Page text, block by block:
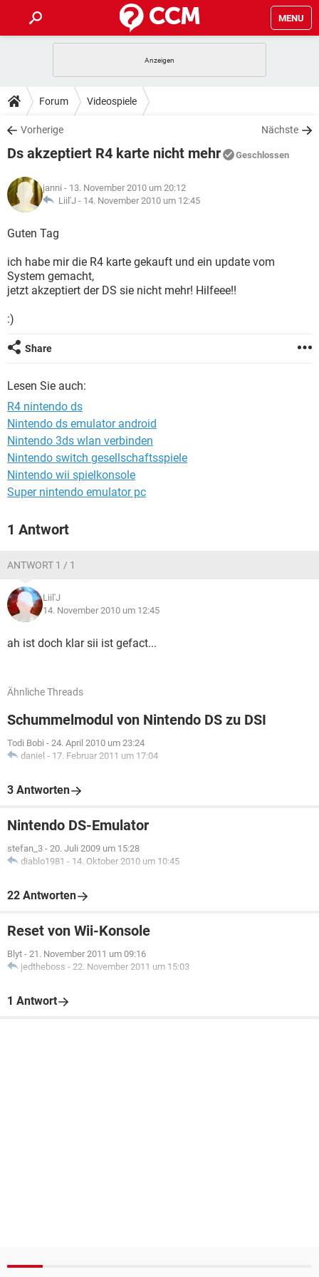
MENU
ANDROID
WINDOWS 10
WHATSAPP TIKTOK
FACEBOOK
TIPPS & TRICKS
SPIELE
WHATSAPP TIKTOK
FACEBOOK
DOWNLOADS
SPIELE STREAMING
ANDROID
WINDOWS 10 INSTAGRAM
WHATSAPP
SPIELE STREAMING
ANDROID
WINDOWS 10
WHATSAPP TIKTOK
FACEBOOK HARDWARE
LEXIKON
SPIELE
WINDOWS 10
WHATSAPP
Forum Videospiele
Vorherige Nächste
Ds akzeptiert R4 karte nicht mehr Geschlossen
janni - 13. November 2010 um 20:12
Liil'J - 14. November 2010 um 12:45
Guten Tag
ich habe mir die R4 karte gekauft und ein update vom
System gemacht,
jetzt akzeptiert der DS sie nicht mehr! Hilfeee!!
:)
Share
Lesen Sie auch:
R4 nintendo ds
Nintendo ds emulator android
Nintendo 3ds wlan verbinden
Nintendo switch gesellschaftsspiele
Nintendo wii spielkonsole
Super nintendo emulator pc
1 Antwort
ANTWORT 1 / 1
Liil'J
14. November 2010 um 12:45
ah ist doch klar sii ist gefact...
Ähnliche Threads
Schummelmodul von Nintendo DS zu DSI
Todi Bobi - 24. April 2010 um 23:24
daniel - 17. Februar 2011 um 17:04
3 Antworten
Nintendo DS-Emulator
stefan_3 - 20. Juli 2009 um 15:28
diablo1981 - 14. Oktober 2010 um 10:45
22 Antworten
Reset von Wii-Konsole
Blyt - 21. November 2011 um 09:16
jedtheboss - 22. November 2011 um 15:03
1 Antwort